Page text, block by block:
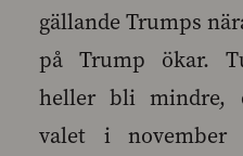
gällande Trumps
på Trump ökar.
heller bli mindre,
valet i